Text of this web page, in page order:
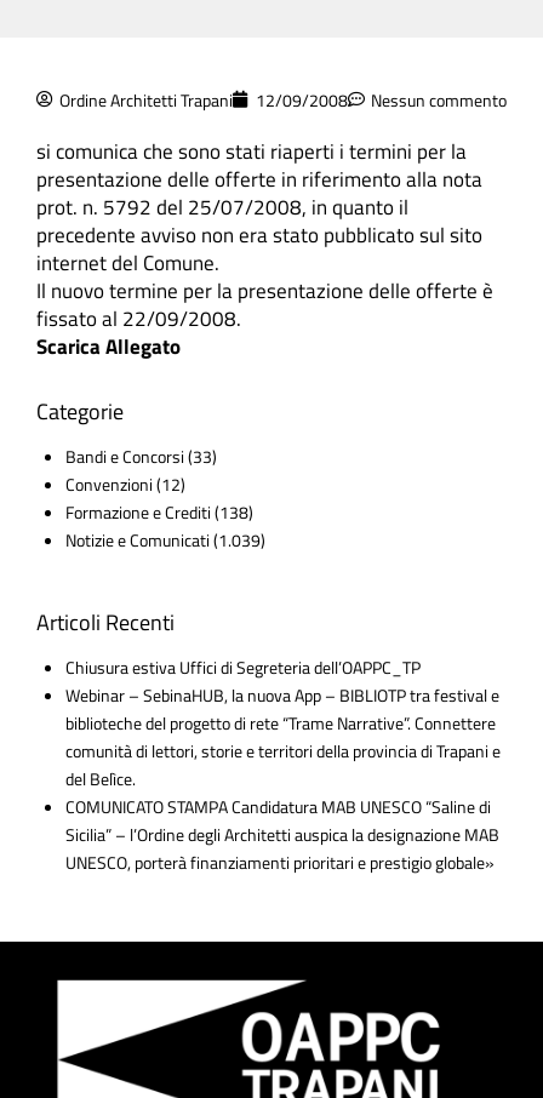
Ordine Architetti Trapani 12/09/2008 Nessun commento
si comunica che sono stati riaperti i termini per la
presentazione delle offerte in riferimento alla nota
prot. n. 5792 del 25/07/2008, in quanto il
precedente avviso non era stato pubblicato sul sito
internet del Comune.
Il nuovo termine per la presentazione delle offerte è
fissato al 22/09/2008.
Scarica Allegato
Categorie
Bandi e Concorsi(33)
Convenzioni(12)
Formazione e Crediti(138)
Notizie e Comunicati(1.039)
Articoli Recenti
Chiusura estiva Uffici di Segreteria dell’OAPPC_TP
Webinar – SebinaHUB, la nuova App – BIBLIOTP tra festival e
biblioteche del progetto di rete “Trame Narrative”. Connettere
comunità di lettori, storie e territori della provincia di Trapani e
del Belìce.
COMUNICATO STAMPA Candidatura MAB UNESCO “Saline di
Sicilia” – l’Ordine degli Architetti auspica la designazione MAB
UNESCO, porterà finanziamenti prioritari e prestigio globale»